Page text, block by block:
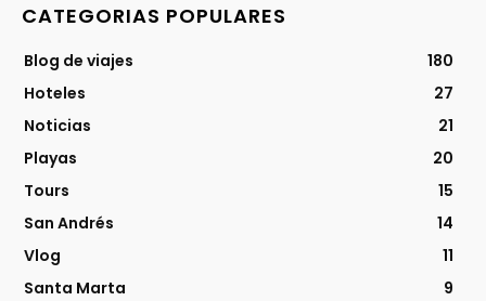
CATEGORIAS POPULARES
Blog de viajes
180
Hoteles
27
Noticias
21
Playas
20
Tours
15
San Andrés
14
Vlog
11
Santa Marta
9